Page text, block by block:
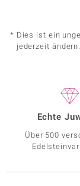
* Dies ist ein
jederzeit
Echte
Über 500